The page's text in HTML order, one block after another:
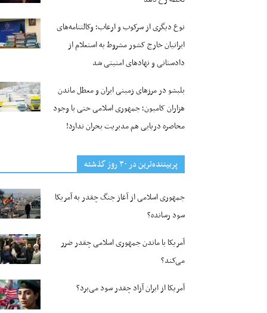
نوع دیگری از سرکوب و ارعاب؛ وکالتنامه‌های
ایرانیان خارج کشور مشروط به استعلام از
دادستانی و نهادهای امنیتی شد
بلبشو در مرزهای زمینی ایران و معطل ماندن
هزاران کامیون؛ جمهوری اسلامی حتی با وجود
محاصره دریایی هم مدیریت بحران ندارد!
پربیننده‌ترین‌ در ۳۰ روز گذشته
جمهوری اسلامی از آغاز جنگ چقدر به آمریکا
سود رسانده؟
آمریکا با ماندن جمهوری اسلامی چقدر ضرر
می‌کند؟
آمریکا از ایران آزاد چقدر سود می‌برد؟